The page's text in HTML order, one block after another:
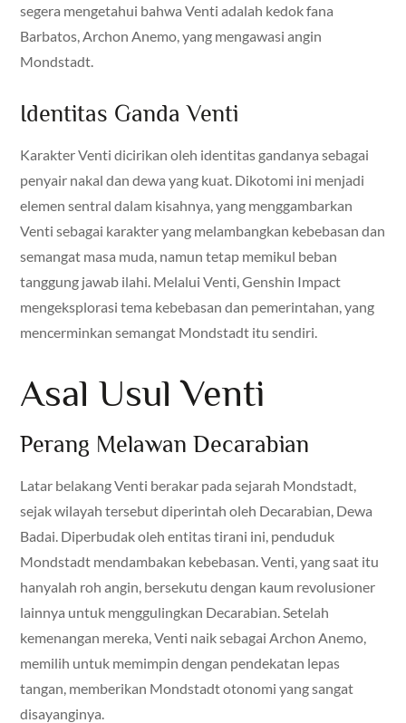
segera mengetahui bahwa Venti adalah kedok fana
Barbatos, Archon Anemo, yang mengawasi angin
Mondstadt.
Identitas Ganda Venti
Karakter Venti dicirikan oleh identitas gandanya sebagai
penyair nakal dan dewa yang kuat. Dikotomi ini menjadi
elemen sentral dalam kisahnya, yang menggambarkan
Venti sebagai karakter yang melambangkan kebebasan dan
semangat masa muda, namun tetap memikul beban
tanggung jawab ilahi. Melalui Venti, Genshin Impact
mengeksplorasi tema kebebasan dan pemerintahan, yang
mencerminkan semangat Mondstadt itu sendiri.
Asal Usul Venti
Perang Melawan Decarabian
Latar belakang Venti berakar pada sejarah Mondstadt,
sejak wilayah tersebut diperintah oleh Decarabian, Dewa
Badai. Diperbudak oleh entitas tirani ini, penduduk
Mondstadt mendambakan kebebasan. Venti, yang saat itu
hanyalah roh angin, bersekutu dengan kaum revolusioner
lainnya untuk menggulingkan Decarabian. Setelah
kemenangan mereka, Venti naik sebagai Archon Anemo,
memilih untuk memimpin dengan pendekatan lepas
tangan, memberikan Mondstadt otonomi yang sangat
disayanginya.